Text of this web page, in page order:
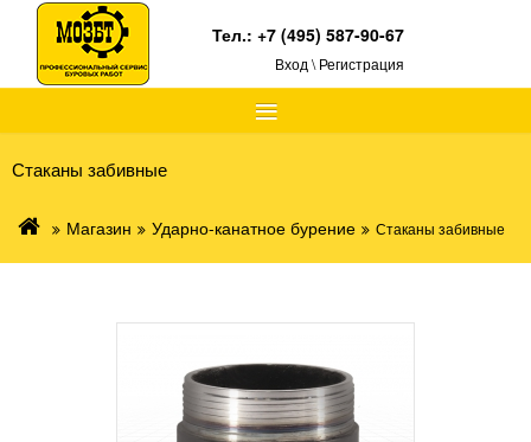
≡
Тел.:+7 (495) 587-90-67
Вход \ Регистрация
Стаканы забивные
Магазин Ударно-канатное бурение Стаканы забивные